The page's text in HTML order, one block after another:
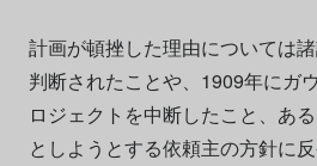
計画が頓挫した理由については
判断されたことや、1909年にガ
ロジェクトを中断したこと、あ
としようとする依頼主の方針に